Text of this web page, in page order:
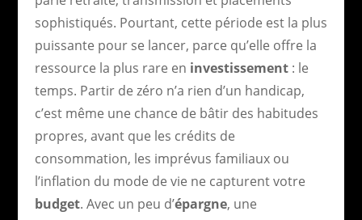
sophistiqués. Pourtant, cette période est la plus
puissante pour se lancer, parce qu’elle offre la
ressource la plus rare en investissement: le
temps. Partir de zéro n’a rien d’un handicap,
c’est même une chance de bâtir des habitudes
propres, avant que les crédits de
consommation, les imprévus familiaux ou
l’inflation du mode de vie ne capturent votre
budget. Avec un peu d’épargne, une